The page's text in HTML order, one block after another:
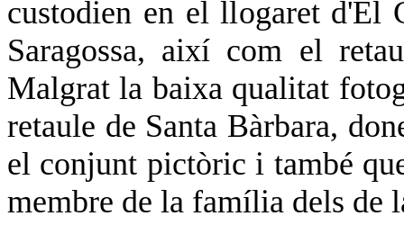
custodien en el llogaret d'El
Saragossa, així com el
Malgrat la baixa qualitat
retaule de Santa Bàrbara,
el conjunt pictòric i també
membre de la família dels de